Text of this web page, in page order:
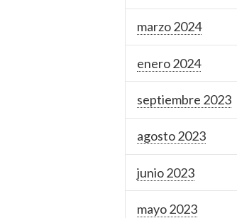
marzo 2024
enero 2024
septiembre 2023
agosto 2023
junio 2023
mayo 2023